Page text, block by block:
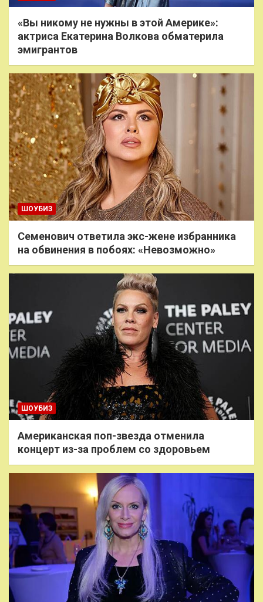
«Вы никому не нужны в этой Америке»:
актриса Екатерина Волкова обматерила
эмигрантов
ШОУБИЗ
Семенович ответила экс-жене избранника
на обвинения в побоях: «Невозможно»
ШОУБИЗ
Американская поп-звезда отменила
концерт из-за проблем со здоровьем